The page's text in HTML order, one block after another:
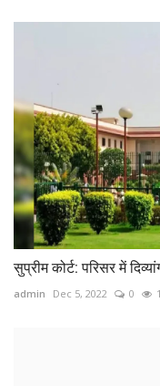
सुप्रीम कोर्ट: परिसर में
admin Dec 5, 2022 0